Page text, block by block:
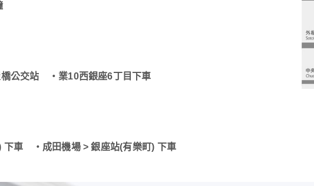
橋公交站 ・業10西銀座6丁目下車
下車 ・成田機場 > 銀座站(有樂町) 下車